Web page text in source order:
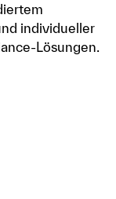
individueller
Lösungen.